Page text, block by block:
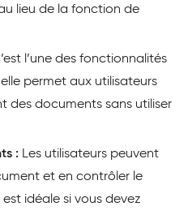
lieu de la fonction de
l’une des fonctionnalités
permet aux utilisateurs
des documents sans utiliser
: Les utilisateurs peuvent
et en contrôler le
idéale si vous devez